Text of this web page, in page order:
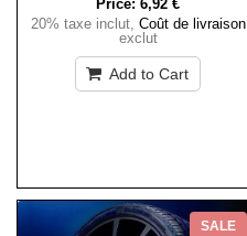
Price: 6,92 €
20% taxe inclut, Coût de livraison
exclut
Add to Cart
SALE